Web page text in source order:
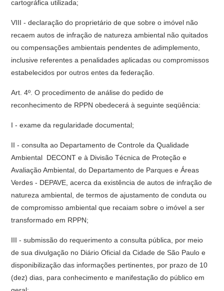
cartográfica utilizada;
VIII - declaração do proprietário de que sobre o imóvel não
recaem autos de infração de natureza ambiental não quitados
ou compensações ambientais pendentes de adimplemento,
inclusive referentes a penalidades aplicadas ou compromissos
estabelecidos por outros entes da federação.
Art. 4º. O procedimento de análise do pedido de
reconhecimento de RPPN obedecerá à seguinte seqüência:
I - exame da regularidade documental;
II - consulta ao Departamento de Controle da Qualidade
Ambiental  DECONT e à Divisão Técnica de Proteção e
Avaliação Ambiental, do Departamento de Parques e Áreas
Verdes - DEPAVE, acerca da existência de autos de infração de
natureza ambiental, de termos de ajustamento de conduta ou
de compromisso ambiental que recaiam sobre o imóvel a ser
transformado em RPPN;
III - submissão do requerimento a consulta pública, por meio
de sua divulgação no Diário Oficial da Cidade de São Paulo e
disponibilização das informações pertinentes, por prazo de 10
(dez) dias, para conhecimento e manifestação do público em